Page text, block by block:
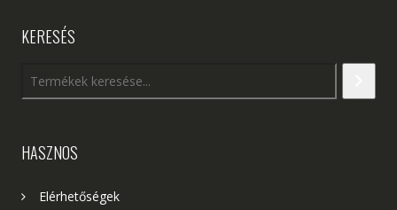
KERESÉS
HASZNOS
Elérhetőségek